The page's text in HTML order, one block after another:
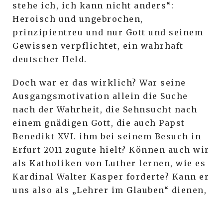
stehe ich, ich kann nicht anders“:
Heroisch und ungebrochen,
prinzipientreu und nur Gott und seinem
Gewissen verpflichtet, ein wahrhaft
deutscher Held.
Doch war er das wirklich? War seine
Ausgangsmotivation allein die Suche
nach der Wahrheit, die Sehnsucht nach
einem gnädigen Gott, die auch Papst
Benedikt XVI. ihm bei seinem Besuch in
Erfurt 2011 zugute hielt? Können auch wir
als Katholiken von Luther lernen, wie es
Kardinal Walter Kasper forderte? Kann er
uns also als „Lehrer im Glauben“ dienen,